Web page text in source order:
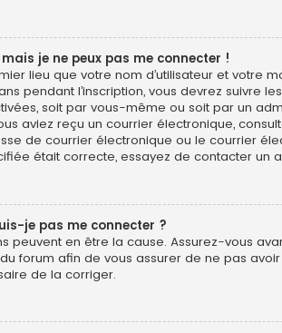
je ne peux pas me connecter !
lieu que votre nom d’utilisateur et votre
pendant l’inscription, vous devrez suivre
soit par vous-même ou soit par un
aviez reçu un courrier électronique,
de courrier électronique ou le courrier
était correcte, essayez de contacter un
je pas me connecter ?
peuvent en être la cause. Assurez-vous
forum afin de vous assurer de ne pas
de la corriger.